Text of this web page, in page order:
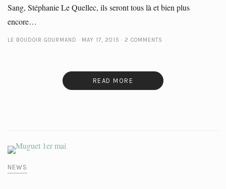
Sang, Stéphanie Le Quellec, ils seront tous là et bien plus
encore…
LE BOUDOIR GOURMAND MAY 17, 2015 2 COMMENTS
READ MORE
NEWS